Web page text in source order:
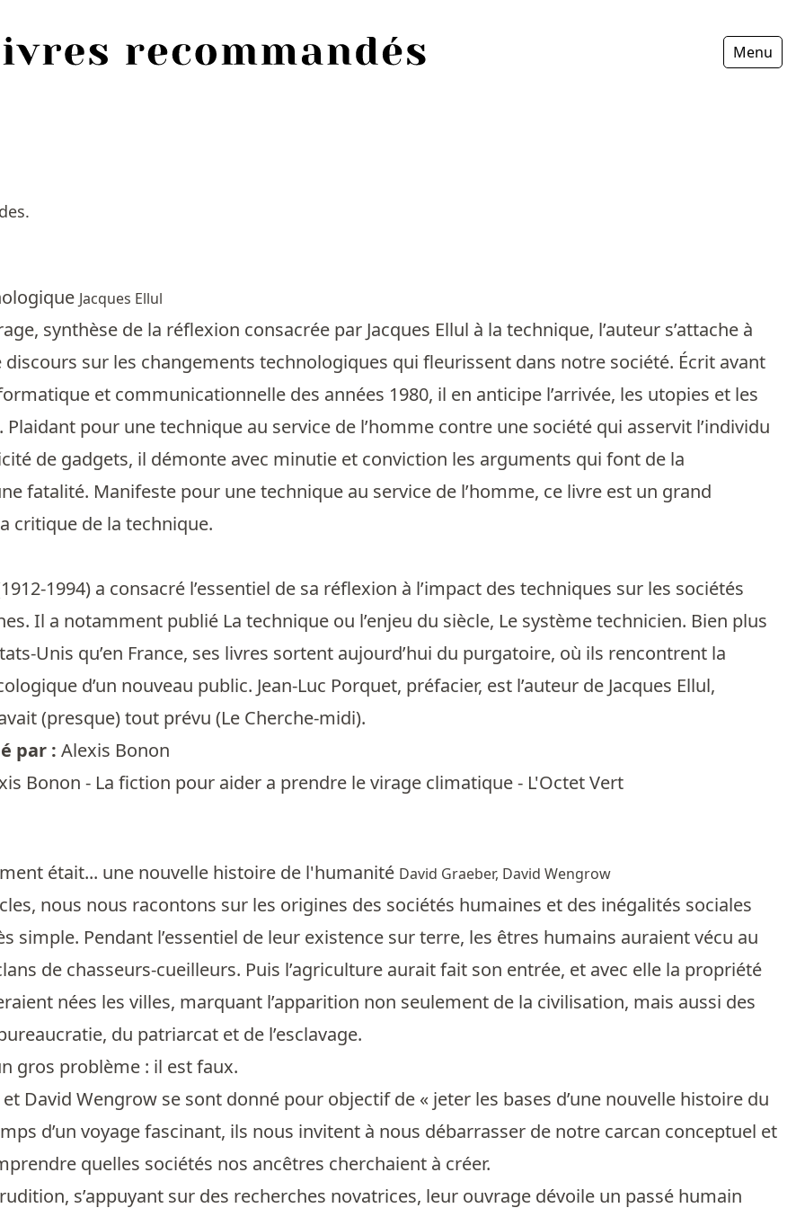
Menu
Jacques Ellul
synthèse de la réflexion consacrée par Jacques Ellul à la technique, l’auteur s’attache à
sur les changements technologiques qui fleurissent dans notre société. Écrit avant
et communicationnelle des années 1980, il en anticipe l’arrivée, les utopies et les
Plaidant pour une technique au service de l’homme contre une société qui asservit l’individu
de gadgets, il démonte avec minutie et conviction les arguments qui font de la
fatalité. Manifeste pour une technique au service de l’homme, ce livre est un grand
critique de la technique.
1994) a consacré l’essentiel de sa réflexion à l’impact des techniques sur les sociétés
Il a notamment publié La technique ou l’enjeu du siècle, Le système technicien. Bien plus
Unis qu’en France, ses livres sortent aujourd’hui du purgatoire, où ils rencontrent la
d’un nouveau public. Jean-Luc Porquet, préfacier, est l’auteur de Jacques Ellul,
(presque) tout prévu (Le Cherche-midi).
par : Alexis Bonon
Bonon - La fiction pour aider a prendre le virage climatique - L'Octet Vert
était... une nouvelle histoire de l'humanité David Graeber, David Wengrow
nous nous racontons sur les origines des sociétés humaines et des inégalités sociales
simple. Pendant l’essentiel de leur existence sur terre, les êtres humains auraient vécu au
de chasseurs-cueilleurs. Puis l’agriculture aurait fait son entrée, et avec elle la propriété
nées les villes, marquant l’apparition non seulement de la civilisation, mais aussi des
du patriarcat et de l’esclavage.
gros problème : il est faux.
David Wengrow se sont donné pour objectif de « jeter les bases d’une nouvelle histoire du
d’un voyage fascinant, ils nous invitent à nous débarrasser de notre carcan conceptuel et
quelles sociétés nos ancêtres cherchaient à créer.
s’appuyant sur des recherches novatrices, leur ouvrage dévoile un passé humain